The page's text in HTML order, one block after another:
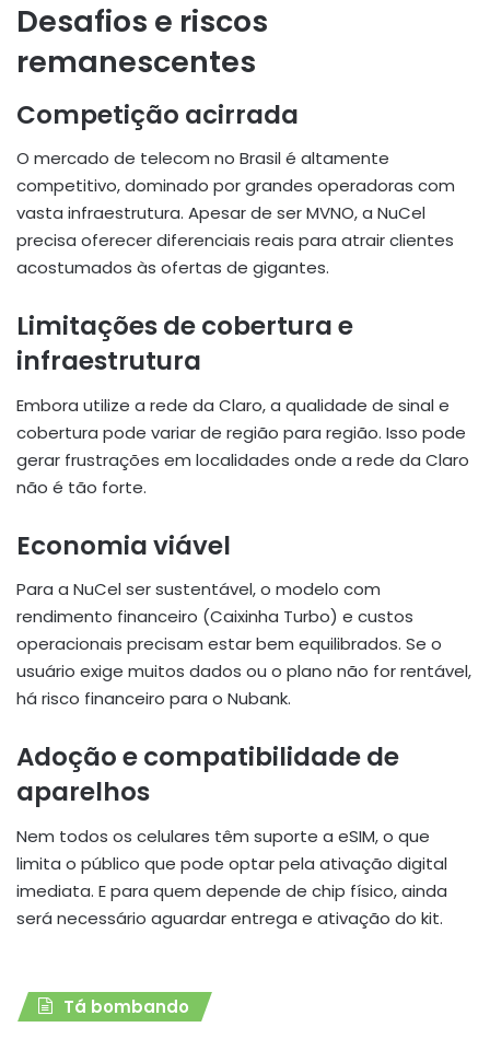
Desafios e riscos
remanescentes
Competição acirrada
O mercado de telecom no Brasil é altamente
competitivo, dominado por grandes operadoras com
vasta infraestrutura. Apesar de ser MVNO, a NuCel
precisa oferecer diferenciais reais para atrair clientes
acostumados às ofertas de gigantes.
Limitações de cobertura e
infraestrutura
Embora utilize a rede da Claro, a qualidade de sinal e
cobertura pode variar de região para região. Isso pode
gerar frustrações em localidades onde a rede da Claro
não é tão forte.
Economia viável
Para a NuCel ser sustentável, o modelo com
rendimento financeiro (Caixinha Turbo) e custos
operacionais precisam estar bem equilibrados. Se o
usuário exige muitos dados ou o plano não for rentável,
há risco financeiro para o Nubank.
Adoção e compatibilidade de
aparelhos
Nem todos os celulares têm suporte a eSIM, o que
limita o público que pode optar pela ativação digital
imediata. E para quem depende de chip físico, ainda
será necessário aguardar entrega e ativação do kit.
Tá bombando